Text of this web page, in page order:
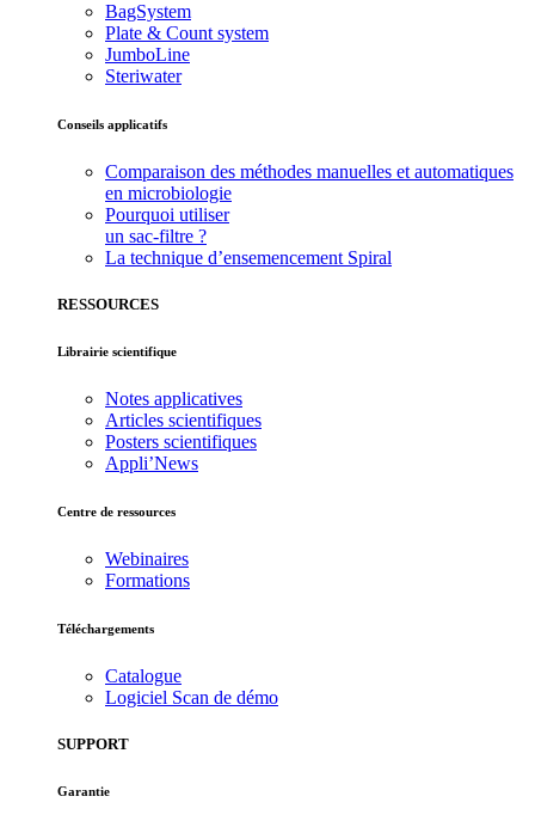
BagSystem
Plate & Count system
JumboLine
Steriwater
Conseils applicatifs
Comparaison des méthodes manuelles et automatiques
en microbiologie
Pourquoi utiliser
un sac-filtre ?
La technique d’ensemencement Spiral
RESSOURCES
Librairie scientifique
Notes applicatives
Articles scientifiques
Posters scientifiques
Appli’News
Centre de ressources
Webinaires
Formations
Téléchargements
Catalogue
Logiciel Scan de démo
SUPPORT
Garantie